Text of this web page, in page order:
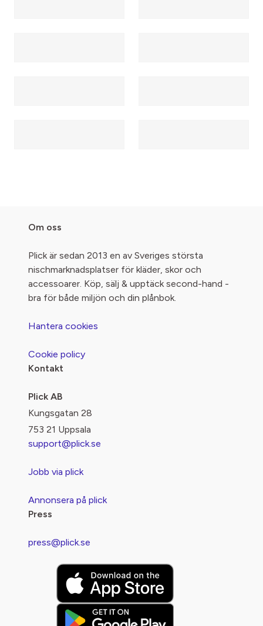
Om oss
Plick är sedan 2013 en av Sveriges största
nischmarknadsplatser för kläder, skor och
accessoarer. Köp, sälj & upptäck second-hand -
bra för både miljön och din plånbok.
Hantera cookies
Cookie policy
Kontakt
Plick AB
Kungsgatan 28
753 21 Uppsala
support@plick.se
Jobb via plick
Annonsera på plick
Press
press@plick.se